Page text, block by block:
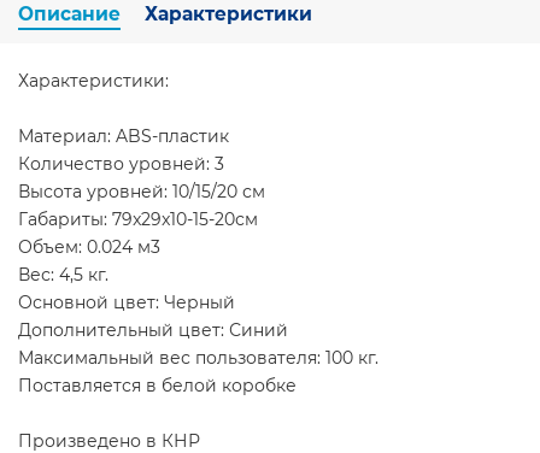
Описание Характеристики
Характеристики:
Материал: ABS-пластик
Количество уровней: 3
Высота уровней: 10/15/20 см
Габариты: 79x29x10-15-20см
Объем: 0.024 м3
Вес: 4,5 кг.
Основной цвет: Черный
Дополнительный цвет: Синий
Максимальный вес пользователя: 100 кг.
Поставляется в белой коробке
Произведено в КНР